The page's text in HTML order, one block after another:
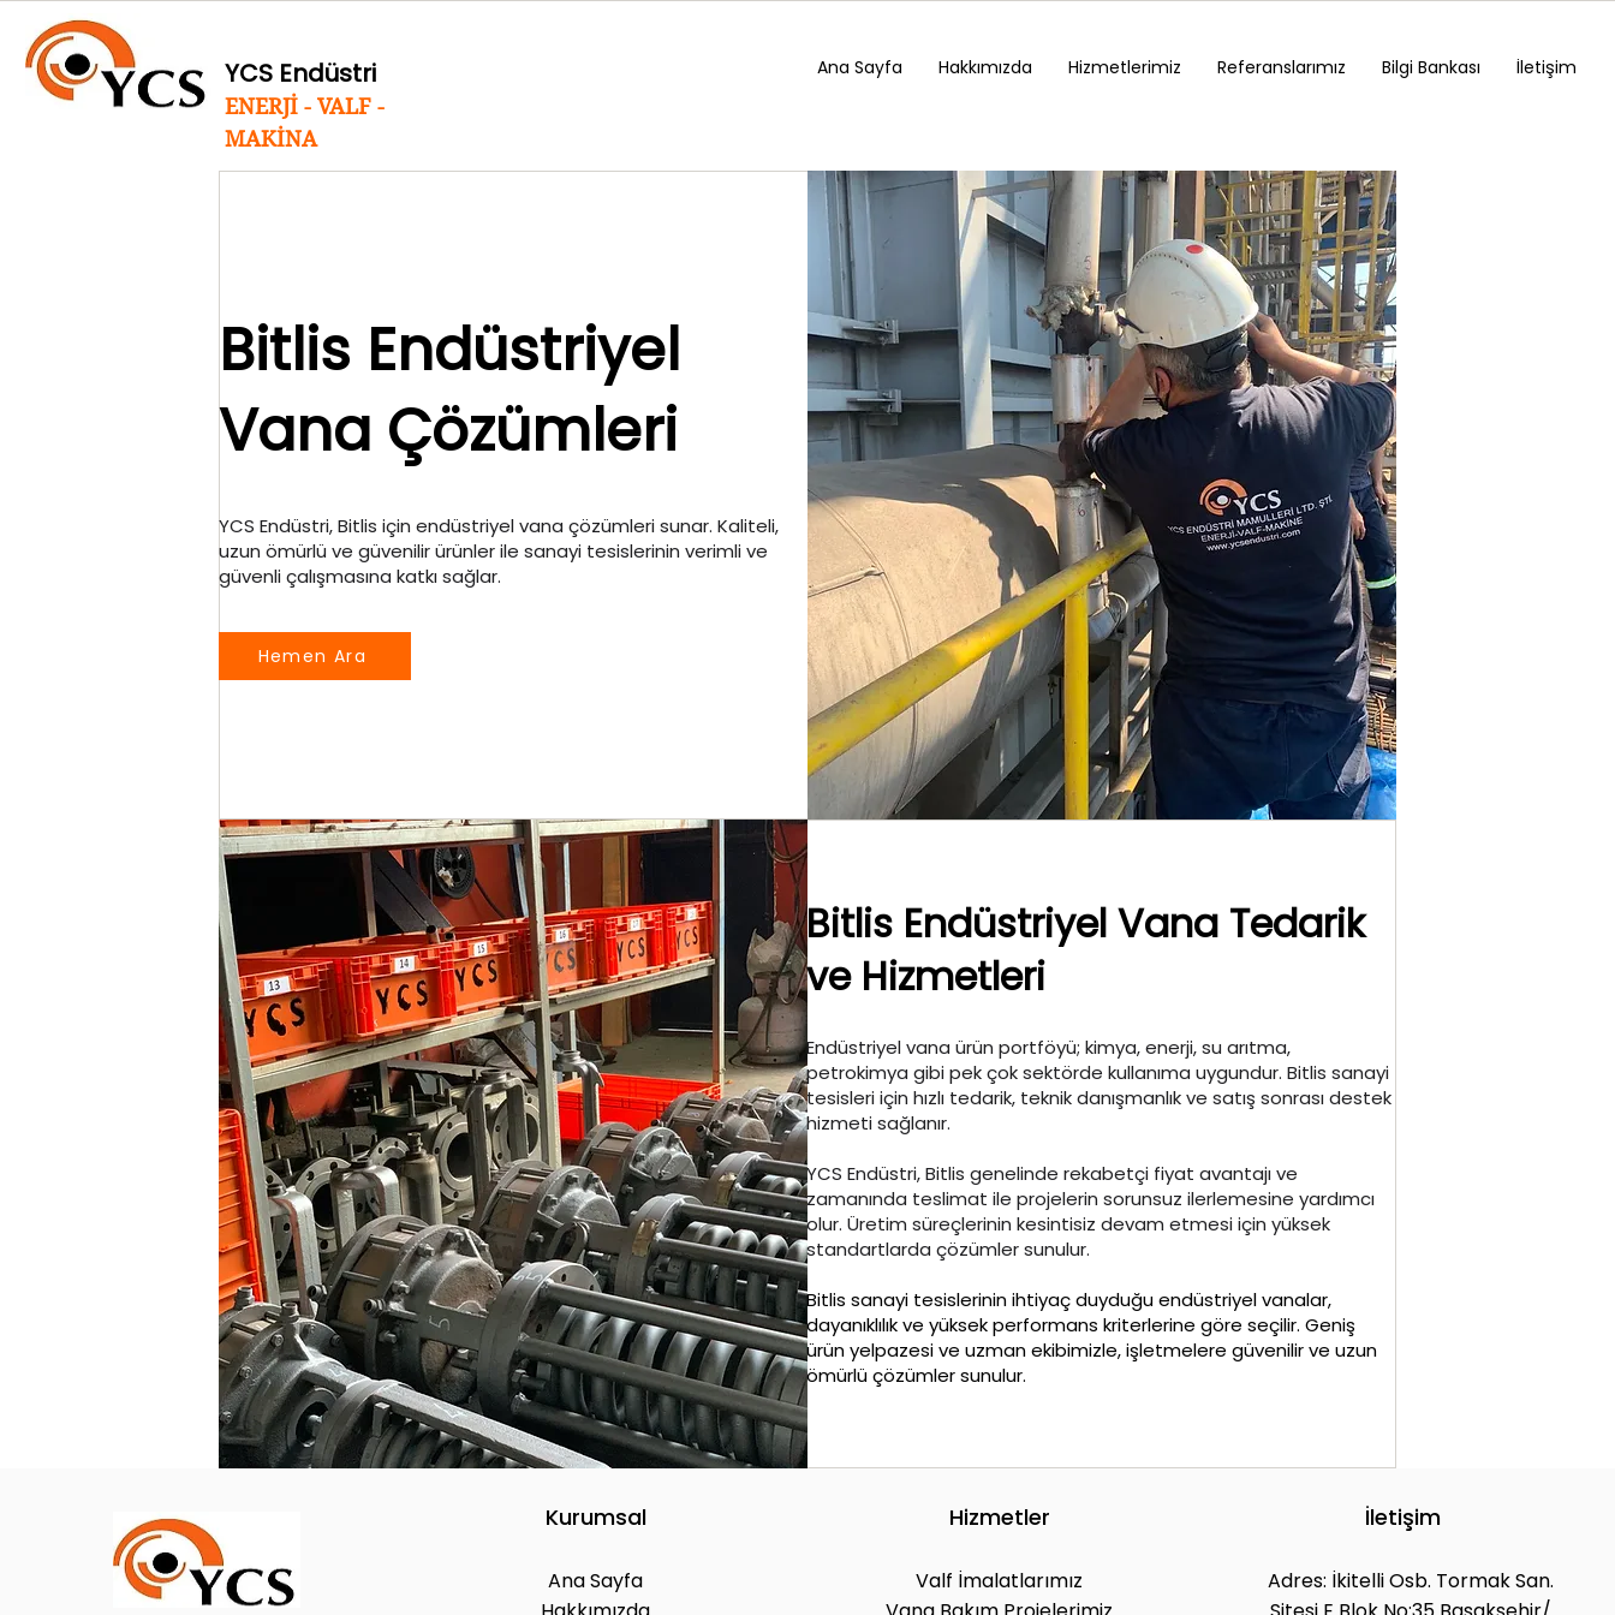
YCS Endüstri
ENERJİ - VALF -
MAKİNA
Ana Sayfa Hakkımızda Hizmetlerimiz Referanslarımız Bilgi Bankası İletişim
Bitlis Endüstriyel
Vana Çözümleri
YCS Endüstri, Bitlis için endüstriyel vana çözümleri sunar. Kaliteli,
uzun ömürlü ve güvenilir ürünler ile sanayi tesislerinin verimli ve
güvenli çalışmasına katkı sağlar.
Hemen Ara
Bitlis Endüstriyel Vana Tedarik
ve Hizmetleri
Endüstriyel vana ürün portföyü; kimya, enerji, su arıtma,
petrokimya gibi pek çok sektörde kullanıma uygundur. Bitlis sanayi
tesisleri için hızlı tedarik, teknik danışmanlık ve satış sonrası destek
hizmeti sağlanır.
YCS Endüstri, Bitlis genelinde rekabetçi fiyat avantajı ve
zamanında teslimat ile projelerin sorunsuz ilerlemesine yardımcı
olur. Üretim süreçlerinin kesintisiz devam etmesi için yüksek
standartlarda çözümler sunulur.
Bitlis sanayi tesislerinin ihtiyaç duyduğu endüstriyel vanalar,
dayanıklılık ve yüksek performans kriterlerine göre seçilir. Geniş
ürün yelpazesi ve uzman ekibimizle, işletmelere güvenilir ve uzun
ömürlü çözümler sunulur.
Kurumsal
Ana Sayfa
Hizmetler
Valf İmalatlarımız
İletişim
Adres: İkitelli Osb. Tormak San.